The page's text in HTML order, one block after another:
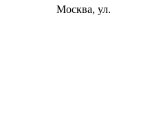
Москва, ул.